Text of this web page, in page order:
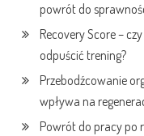
powrót do
Recovery Score –
odpuścić trening?
Przebodźcowanie
wpływa na
Powrót do pracy po